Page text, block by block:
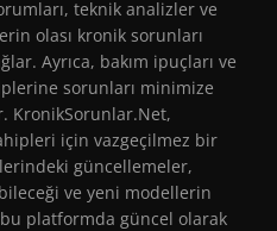
teknik analizler ve
olası kronik sorunları
Ayrıca, bakım ipuçları ve
sorunları minimize
KronikSorunlar.Net,
için vazgeçilmez bir
güncellemeler,
ve yeni modellerin
platformda güncel olarak